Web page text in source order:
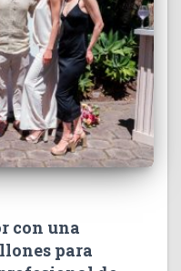
con una
para